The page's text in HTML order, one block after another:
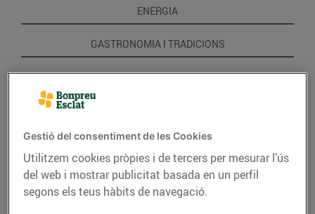
ENERGIA
GASTRONOMIA I TRADICIONS
RECEPTES
Gestió del consentiment de les Cookies
Utilitzem cookies pròpies i de tercers per mesurar l’ús
del web i mostrar publicitat basada en un perfil
segons els teus hàbits de navegació.